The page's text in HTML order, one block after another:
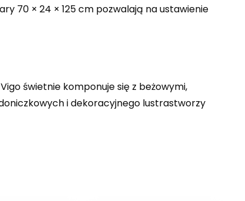
70 × 24 × 125 cm pozwalają na ustawienie
świetnie komponuje się z beżowymi,
i dekoracyjnego lustrastworzy